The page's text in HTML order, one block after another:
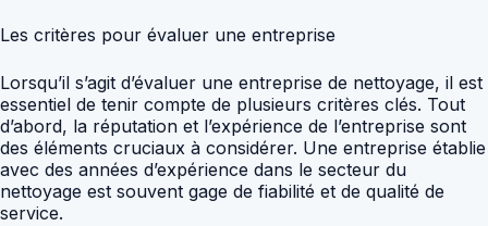
Les critères pour évaluer une entreprise
Lorsqu’il s’agit d’évaluer une entreprise de nettoyage, il est
essentiel de tenir compte de plusieurs critères clés. Tout
d’abord, la réputation et l’expérience de l’entreprise sont
des éléments cruciaux à considérer. Une entreprise établie
avec des années d’expérience dans le secteur du
nettoyage est souvent gage de fiabilité et de qualité de
service.